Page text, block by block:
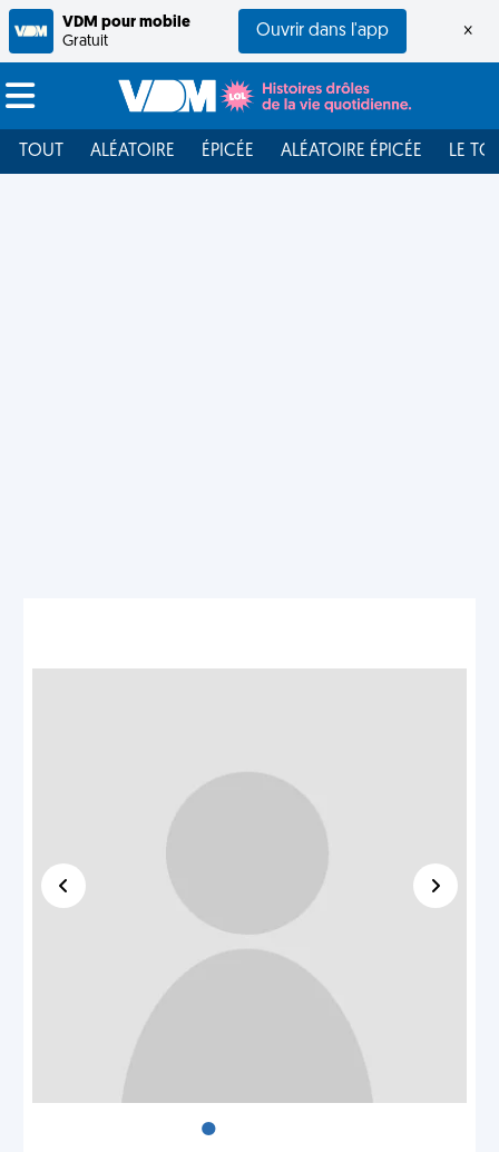
VDM pour mobile
Gratuit
Ouvrir dans l'app ×
TOUT ALÉATOIRE ÉPICÉE ALÉATOIRE ÉPICÉE LE
•